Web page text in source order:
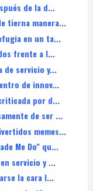
de la d...
tierna manera...
en un ta...
frente a l...
de servicio y...
de innov...
por d...
de ser ...
memes...
Me Do" qu...
servicio y ...
la cara l...